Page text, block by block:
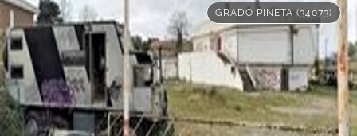
GRADO PINETA (34073)